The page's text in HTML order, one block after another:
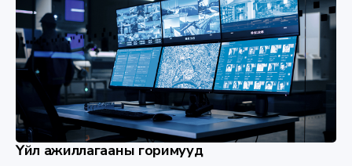
Үйл ажиллагааны горимууд